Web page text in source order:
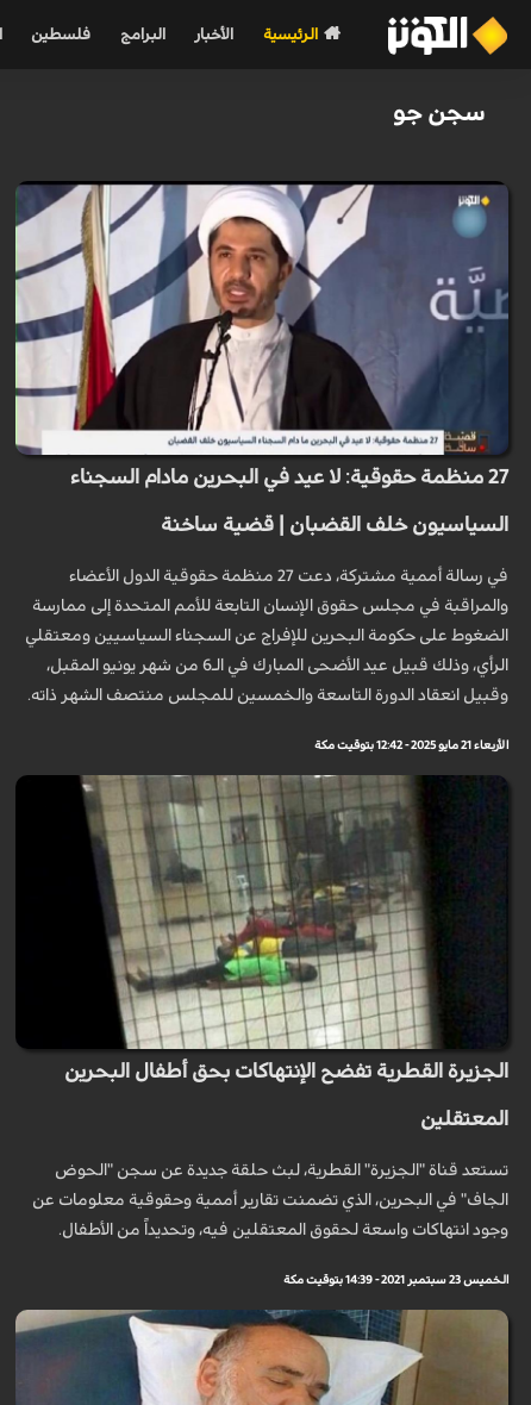
الرئيسية الأخبار البرامج فلسطين
سجن جو
27 منظمة حقوقية: لا عيد في البحرين مادام السجناء
السياسيون خلف القضبان | قضية ساخنة
في رسالة أممية مشتركة، دعت 27 منظمة حقوقية الدول الأعضاء
والمراقبة في مجلس حقوق الإنسان التابعة للأمم المتحدة إلى ممارسة
الضغوط على حكومة البحرين للإفراج عن السجناء السياسيين ومعتقلي
الرأي، وذلك قبيل عيد الأضحى المبارك في الـ6 من شهر يونيو المقبل،
وقبيل انعقاد الدورة التاسعة والخمسين للمجلس منتصف الشهر ذاته.
الأربعاء 21 مايو 2025 - 12:42 بتوقيت مكة
الجزيرة القطرية تفضح الإنتهاكات بحق أطفال البحرين
المعتقلين
تستعد قناة "الجزيرة" القطرية، لبث حلقة جديدة عن سجن "الحوض
الجاف" في البحرين، الذي تضمنت تقارير أممية وحقوقية معلومات عن
وجود انتهاكات واسعة لحقوق المعتقلين فيه، وتحديداً من الأطفال.
الخميس 23 سبتمبر 2021 - 14:39 بتوقيت مكة